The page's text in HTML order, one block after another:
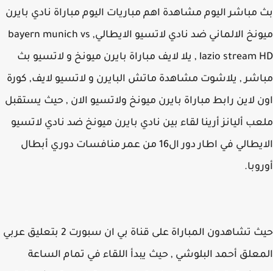
اليوم مشاهدة اهم مباريات اليوم مباراة نادي بايرن
ميونخ الالماني ضد نادي لاتسيو الايطالي, bayern munich vs
lazio stream HD , يلا لايف مباراة بايرن ميونخ و لاتسيو بث
, يلاشوت مشاهدة ماتش البايرن و لاتسيو لايف, كورة
لاين رابط مباراة بايرن ميونخ ولاتسيو الان , حيث يستقبل
أليانز أرينا لقاء بين نادي بايرن ميونخ ضد نادي لاتسيو
الايطالي في اطار دور ال16 من عمر منافسات دوري أبطال
حيث تشاهدون المباراة على قناة بي ان سبورت 2 بتعليق عربي
أحمد البلوشي , حيث يبدأ اللقاء في تمام الساعة